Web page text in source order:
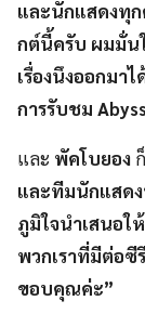
และนักแสดงทุก
กต์นี้ครับ ผมมั่นใ
เรื่องนึงออกมา
การรับชม
และ พัคโบยอง
และทีมนักแสดง
ภูมิใจนำเสนอใ
พวกเราที่มีต่อซี
ขอบคุณค่ะ”